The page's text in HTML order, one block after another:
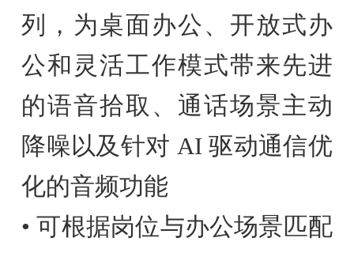
列，为桌面办公、开放式办
公和灵活工作模式带来先进
的语音拾取、通话场景主动
降噪以及针对 AI 驱动通信优
化的音频功能
• 可根据岗位与办公场景匹配